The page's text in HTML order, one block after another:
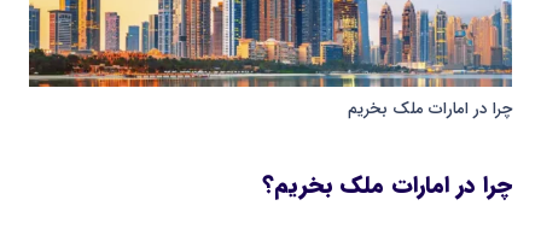
چرا در امارات ملک بخریم
چرا در امارات ملک بخریم؟